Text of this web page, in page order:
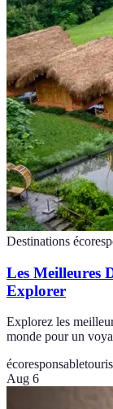
Destinations
Les Meilleures
Explorer
Explorez les
monde pour un
écoresponsable
Aug 6